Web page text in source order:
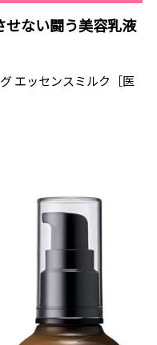
ない闘う美容乳液
エッセンスミルク［医